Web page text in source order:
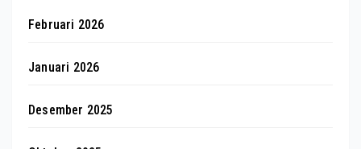
Februari 2026
Januari 2026
Desember 2025